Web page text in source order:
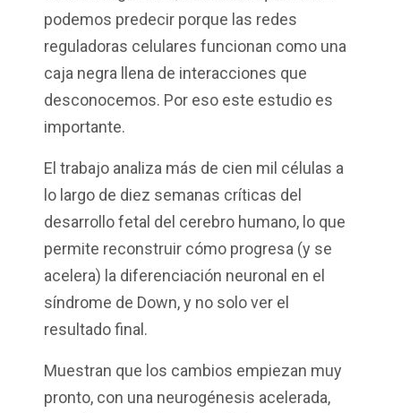
podemos predecir porque las redes
reguladoras celulares funcionan como una
caja negra llena de interacciones que
desconocemos. Por eso este estudio es
importante.
El trabajo analiza más de cien mil células a
lo largo de diez semanas críticas del
desarrollo fetal del cerebro humano, lo que
permite reconstruir cómo progresa (y se
acelera) la diferenciación neuronal en el
síndrome de Down, y no solo ver el
resultado final.
Muestran que los cambios empiezan muy
pronto, con una neurogénesis acelerada,